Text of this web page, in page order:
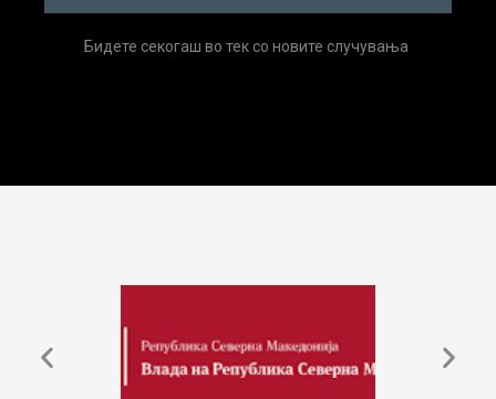
Бидете секогаш во тек со новите случувања